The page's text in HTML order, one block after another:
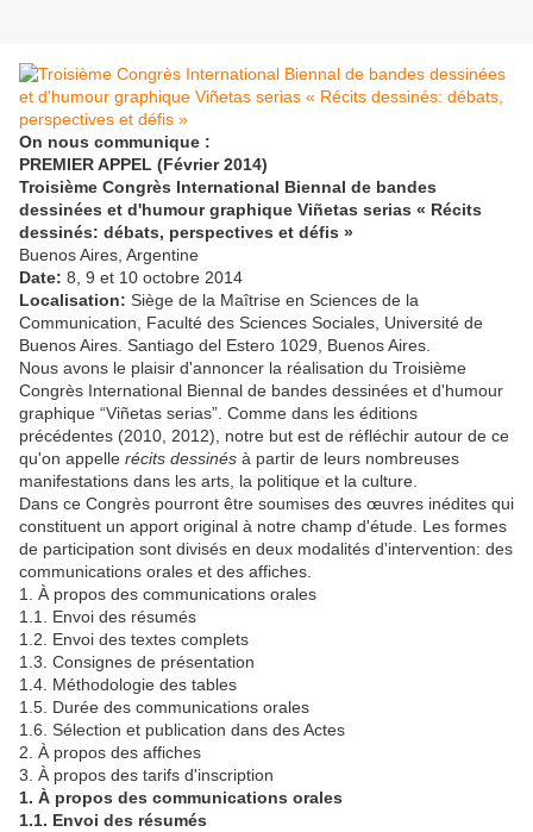
On nous communique :
PREMIER APPEL (Février 2014)
Troisième Congrès International Biennal de bandes
dessinées et d'humour graphique Viñetas serias « Récits
dessinés: débats, perspectives et défis »
Buenos Aires, Argentine
Date: 8, 9 et 10 octobre 2014
Localisation: Siège de la Maîtrise en Sciences de la
Communication, Faculté des Sciences Sociales, Université de
Buenos Aires. Santiago del Estero 1029, Buenos Aires.
Nous avons le plaisir d'annoncer la réalisation du Troisième
Congrès International Biennal de bandes dessinées et d'humour
graphique “Viñetas serias”. Comme dans les éditions
précédentes (2010, 2012), notre but est de réfléchir autour de ce
qu'on appelle récits dessinés à partir de leurs nombreuses
manifestations dans les arts, la politique et la culture.
Dans ce Congrès pourront être soumises des œuvres inédites qui
constituent un apport original à notre champ d'étude. Les formes
de participation sont divisés en deux modalités d'intervention: des
communications orales et des affiches.
1. À propos des communications orales
1.1. Envoi des résumés
1.2. Envoi des textes complets
1.3. Consignes de présentation
1.4. Méthodologie des tables
1.5. Durée des communications orales
1.6. Sélection et publication dans des Actes
2. À propos des affiches
3. À propos des tarifs d'inscription
1. À propos des communications orales
1.1. Envoi des résumés